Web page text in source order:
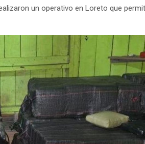
un operativo en Loreto que